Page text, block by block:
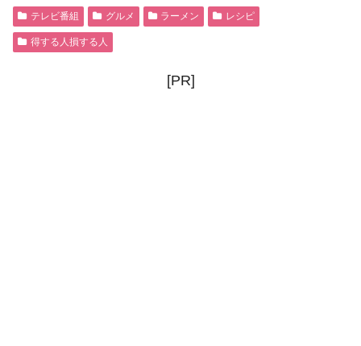
テレビ番組 グルメ ラーメン レシピ
得する人損する人
[PR]